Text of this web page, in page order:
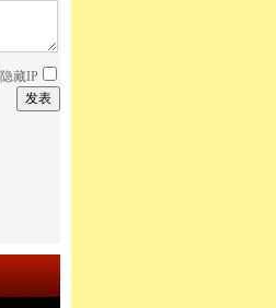
隐藏IP